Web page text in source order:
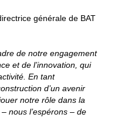
générale de BAT
de notre engagement
et de l’innovation, qui
En tant
d’un avenir
notre rôle dans la
nous l’espérons – de